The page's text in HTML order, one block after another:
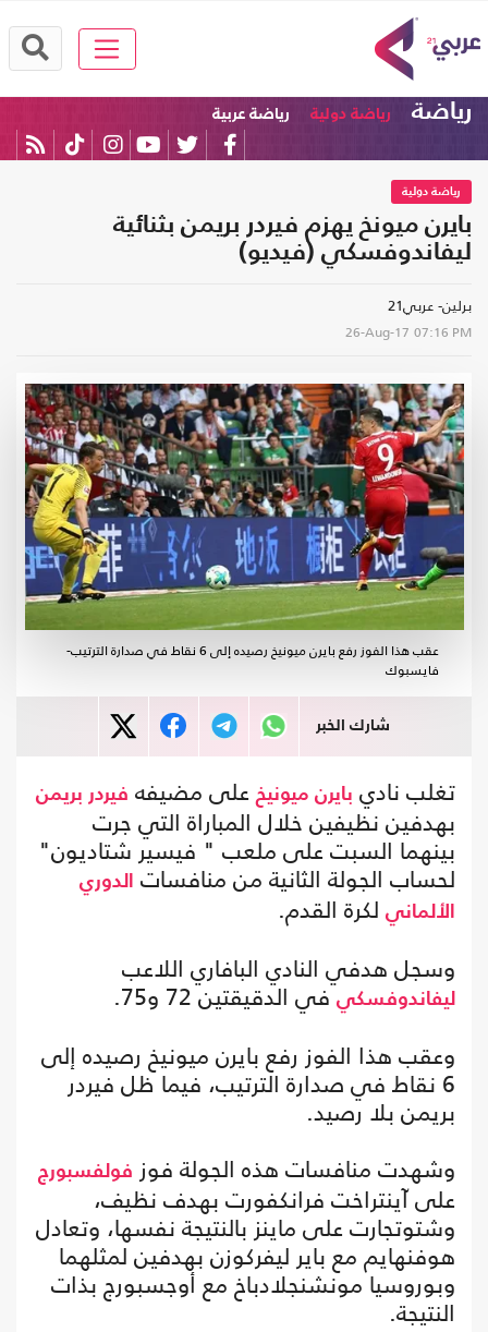
رياضة رياضة دولية رياضة عربية
رياضة دولية
بايرن ميونخ يهزم فيردر بريمن بثنائية
ليفاندوفسكي (فيديو)
برلين- عربي21
26-Aug-17 07:16 PM
عقب هذا الفوز رفع بايرن ميونيخ رصيده إلى 6 نقاط في صدارة الترتيب-
فايسبوك
شارك الخبر
تغلب نادي بايرن ميونيخعلى مضيفه فيردر بريمن
بهدفين نظيفين خلال المباراة التي جرت
بينهما السبت على ملعب " فيسير شتاديون"
لحساب الجولة الثانية من منافسات
الدوري
الألماني لكرة القدم.
وسجل هدفي النادي البافاري اللاعب
ليفاندوفسكيفي الدقيقتين 72 و75.
وعقب هذا الفوز رفع بايرن ميونيخ رصيده إلى
6 نقاط في صدارة الترتيب، فيما ظل فيردر
بريمن بلا رصيد.
وشهدت منافسات هذه الجولة فوز فولفسبورج
على آينتراخت فرانكفورت بهدف نظيف،
وشتوتجارت على ماينز بالنتيجة نفسها، وتعادل
هوفنهايم مع باير ليفركوزن بهدفين لمثلهما
وبوروسيا مونشنجلادباخ مع أوجسبورج بذات
النتيجة.